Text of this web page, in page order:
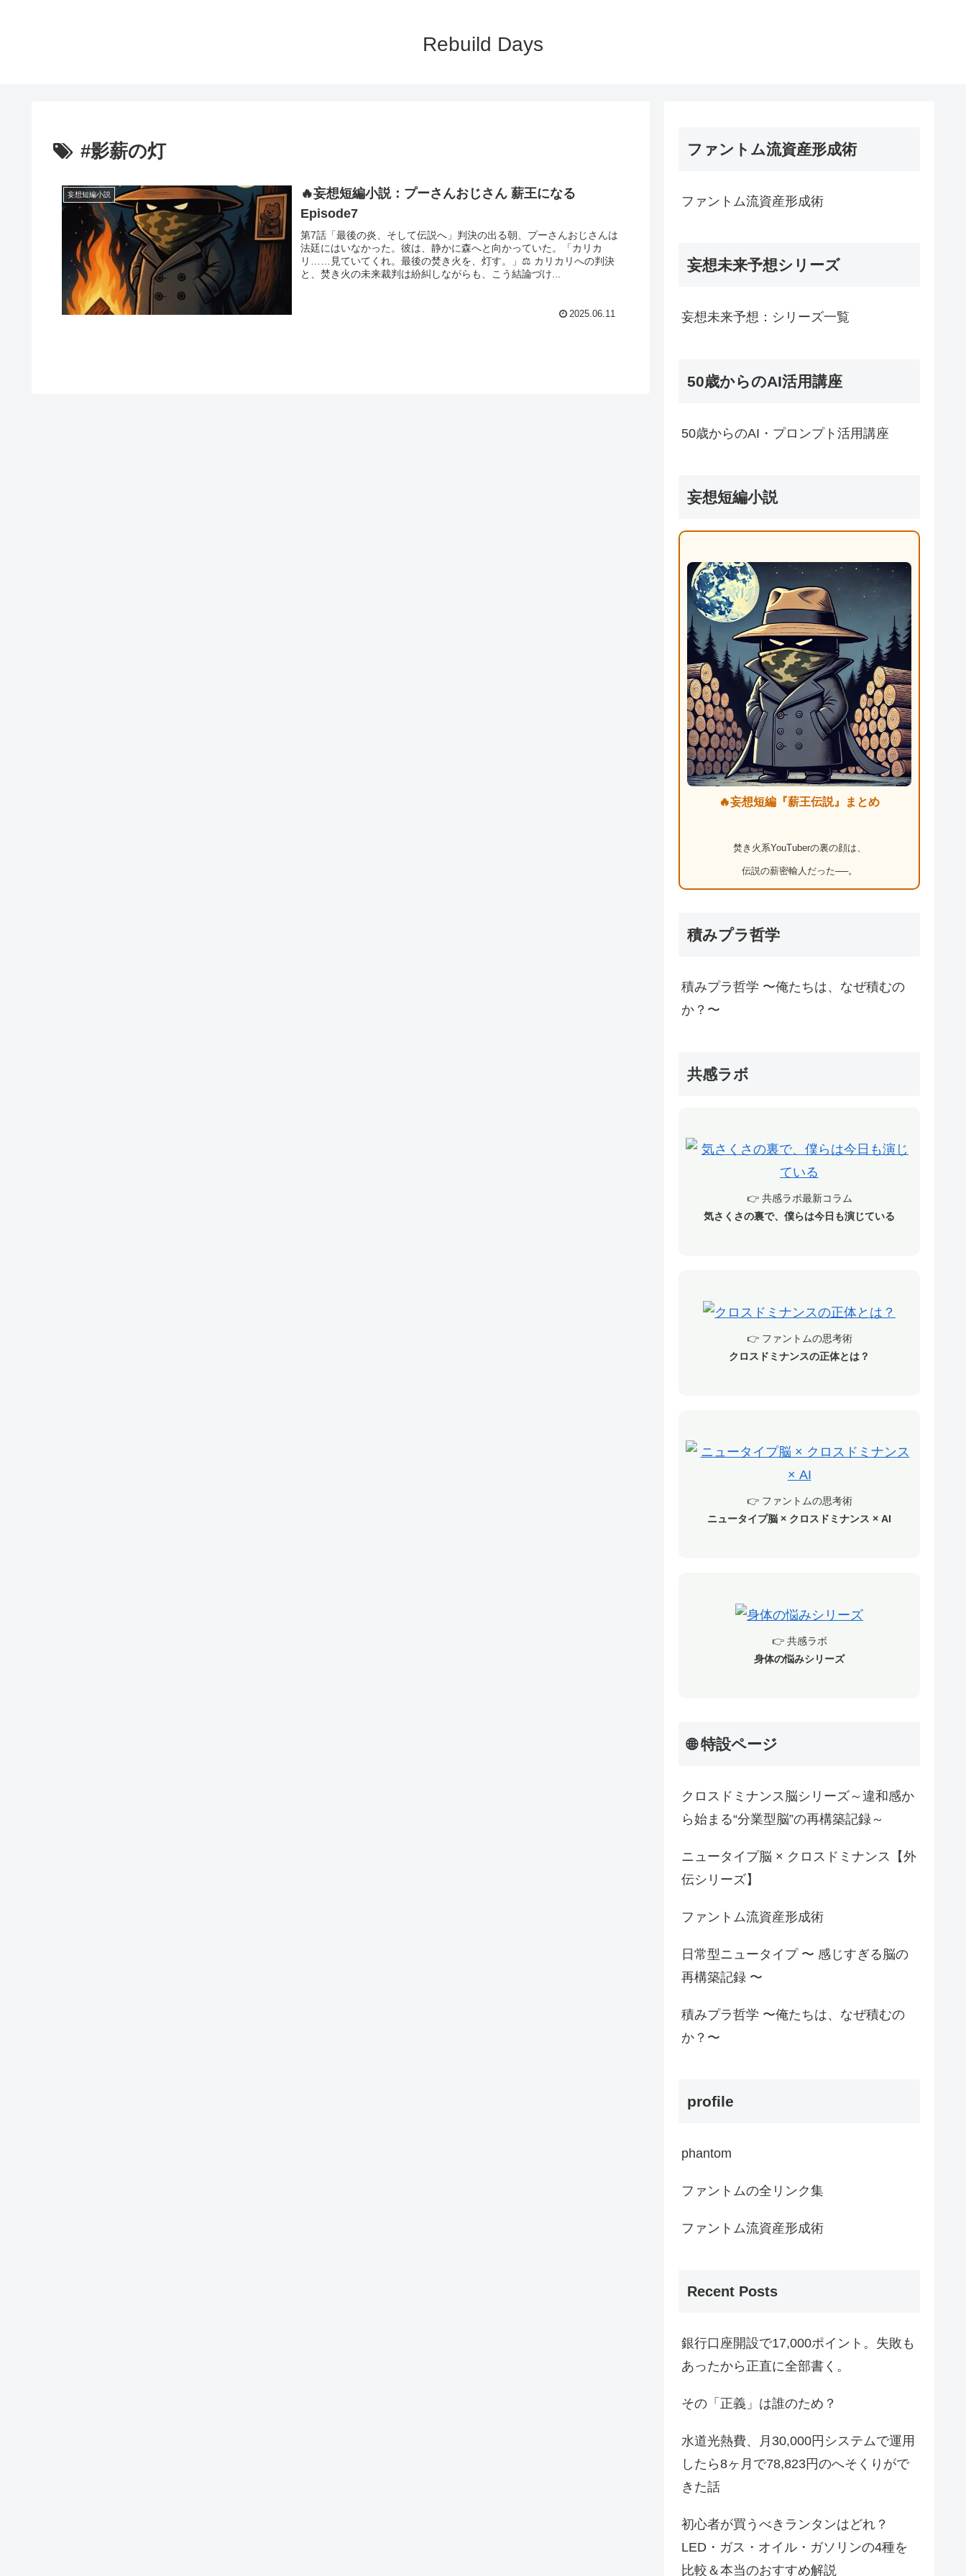
Rebuild Days
#影薪の灯
妄想短編小説
🔥妄想短編小説：プーさんおじさん 薪王になる
Episode7
第7話「最後の炎、そして伝説へ」判決の出る朝、プーさんおじさんは
法廷にはいなかった。彼は、静かに森へと向かっていた。「カリカ
リ……見ていてくれ。最後の焚き火を、灯す。」⚖️ カリカリへの判決
と、焚き火の未来裁判は紛糾しながらも、こう結論づけ...
2025.06.11
ファントム流資産形成術
ファントム流資産形成術
妄想未来予想シリーズ
妄想未来予想：シリーズ一覧
50歳からのAI活用講座
50歳からのAI・プロンプト活用講座
妄想短編小説
🔥妄想短編『薪王伝説』まとめ
焚き火系YouTuberの裏の顔は、
伝説の薪密輸人だった──。
積みプラ哲学
積みプラ哲学 〜俺たちは、なぜ積むの
か？〜
共感ラボ
👉 共感ラボ最新コラム
気さくさの裏で、僕らは今日も演じている
👉 ファントムの思考術
クロスドミナンスの正体とは？
👉 ファントムの思考術
ニュータイプ脳 × クロスドミナンス × AI
👉 共感ラボ
身体の悩みシリーズ
🌐 特設ページ
クロスドミナンス脳シリーズ～違和感か
ら始まる“分業型脳”の再構築記録～
ニュータイプ脳 × クロスドミナンス【外
伝シリーズ】
ファントム流資産形成術
日常型ニュータイプ 〜 感じすぎる脳の
再構築記録 〜
積みプラ哲学 〜俺たちは、なぜ積むの
か？〜
profile
phantom
ファントムの全リンク集
ファントム流資産形成術
Recent Posts
銀行口座開設で17,000ポイント。失敗も
あったから正直に全部書く。
その「正義」は誰のため？
水道光熱費、月30,000円システムで運用
したら8ヶ月で78,823円のへそくりがで
きた話
初心者が買うべきランタンはどれ？
LED・ガス・オイル・ガソリンの4種を
比較＆本当のおすすめ解説